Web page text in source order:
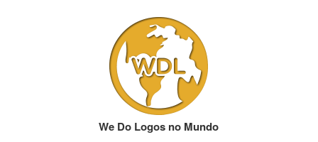
We Do Logos no Mundo